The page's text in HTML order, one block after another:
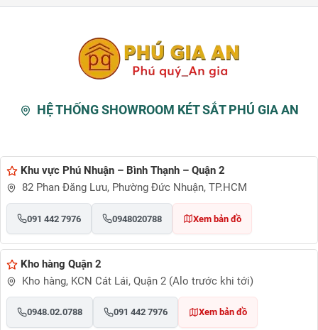
HỆ THỐNG SHOWROOM KÉT SẮT PHÚ GIA AN
Khu vực Phú Nhuận – Bình Thạnh – Quận 2
82 Phan Đăng Lưu, Phường Đức Nhuận, TP.HCM
091 442 7976 0948020788 Xem bản đồ
Kho hàng Quận 2
Kho hàng, KCN Cát Lái, Quận 2 (Alo trước khi tới)
0948.02.0788 091 442 7976 Xem bản đồ